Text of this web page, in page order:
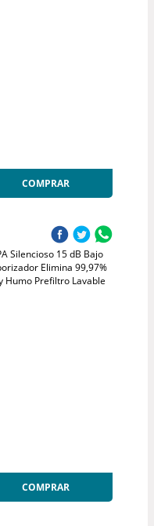
COMPRAR
Silencioso 15 dB Bajo
Elimina 99,97%
Humo Prefiltro Lavable
COMPRAR